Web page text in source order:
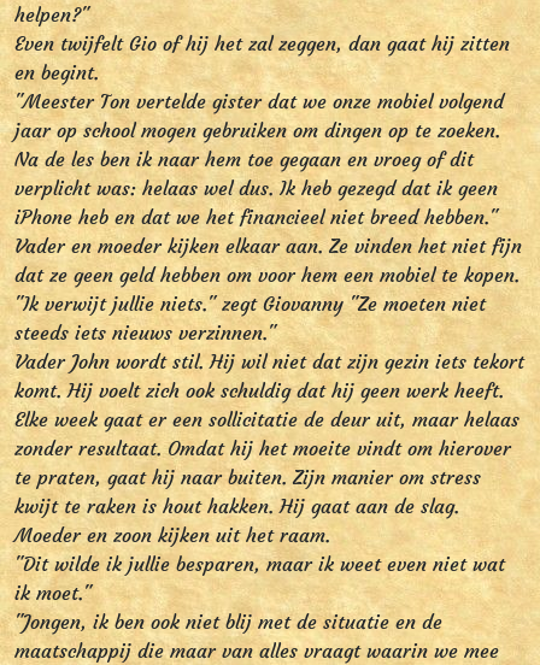
helpen?"
Even twijfelt Gio of hij het zal zeggen, dan gaat hij zitten
en begint.
"Meester Ton vertelde gister dat we onze mobiel volgend
jaar op school mogen gebruiken om dingen op te zoeken.
Na de les ben ik naar hem toe gegaan en vroeg of dit
verplicht was: helaas wel dus. Ik heb gezegd dat ik geen
iPhone heb en dat we het financieel niet breed hebben."
Vader en moeder kijken elkaar aan. Ze vinden het niet fijn
dat ze geen geld hebben om voor hem een mobiel te kopen.
"Ik verwijt jullie niets." zegt Giovanny "Ze moeten niet
steeds iets nieuws verzinnen."
Vader John wordt stil. Hij wil niet dat zijn gezin iets tekort
komt. Hij voelt zich ook schuldig dat hij geen werk heeft.
Elke week gaat er een sollicitatie de deur uit, maar helaas
zonder resultaat. Omdat hij het moeite vindt om hierover
te praten, gaat hij naar buiten. Zijn manier om stress
kwijt te raken is hout hakken. Hij gaat aan de slag.
Moeder en zoon kijken uit het raam.
"Dit wilde ik jullie besparen, maar ik weet even niet wat
ik moet."
"Jongen, ik ben ook niet blij met de situatie en de
maatschappij die maar van alles vraagt waarin we mee